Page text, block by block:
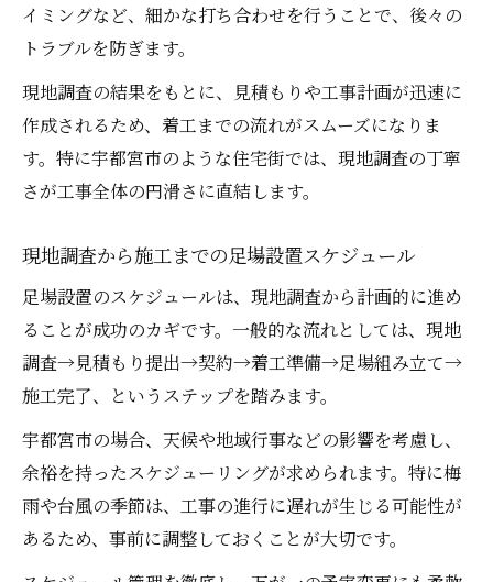
イミングなど、細かな打ち合わせを行うことで、後々の
トラブルを防ぎます。
現地調査の結果をもとに、見積もりや工事計画が迅速に
作成されるため、着工までの流れがスムーズになりま
す。特に宇都宮市のような住宅街では、現地調査の丁寧
さが工事全体の円滑さに直結します。
現地調査から施工までの足場設置スケジュール
足場設置のスケジュールは、現地調査から計画的に進め
ることが成功のカギです。一般的な流れとしては、現地
調査→見積もり提出→契約→着工準備→足場組み立て→
施工完了、というステップを踏みます。
宇都宮市の場合、天候や地域行事などの影響を考慮し、
余裕を持ったスケジューリングが求められます。特に梅
雨や台風の季節は、工事の進行に遅れが生じる可能性が
あるため、事前に調整しておくことが大切です。